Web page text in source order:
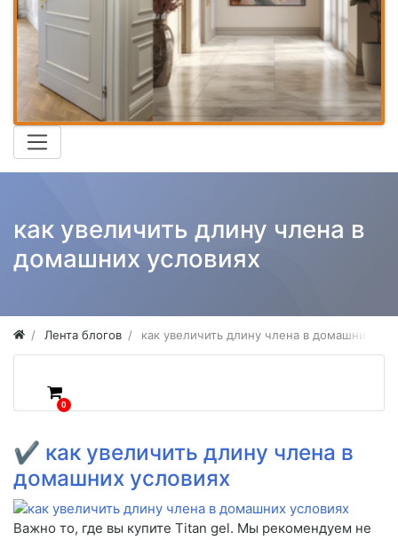
как увеличить длину члена в
домашних условиях
Лента блогов как увеличить длину члена в домашних
0
✔ как увеличить длину члена в
домашних условиях
Важно то, где вы купите Titan gel. Мы рекомендуем не